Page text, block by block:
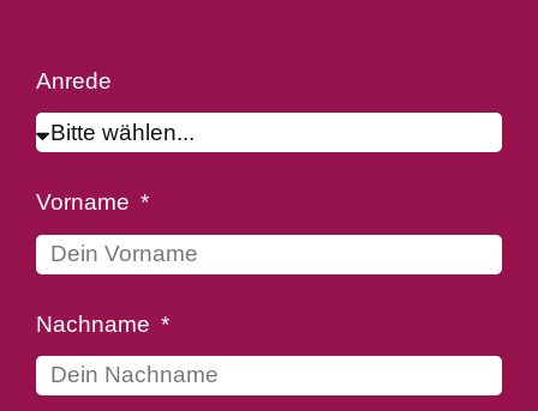
Anrede
Vorname
Nachname